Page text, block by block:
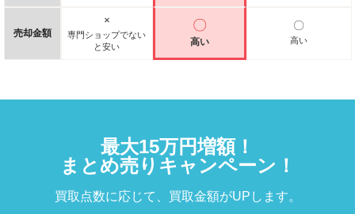
売却金額
×
専門ショップでない
と安い
〇
高い
〇
高い
最大15万円増額！
まとめ売りキャンペーン！
買取点数に応じて、買取金額がUPします。